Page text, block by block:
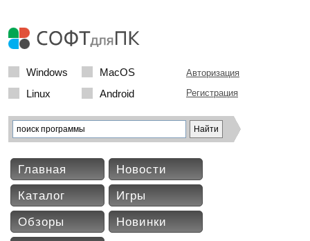
Windows
MacOS
Linux
Android
Авторизация
Регистрация
Главная
Новости
Каталог
Игры
Обзоры
Новинки